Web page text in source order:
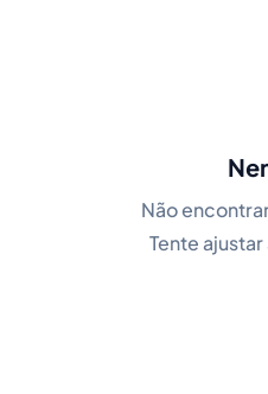
Não
Tente